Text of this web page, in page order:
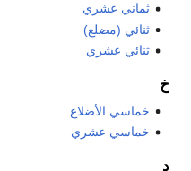
ثماني عشري
ثنائي (مضلع)
ثنائي عشري
خ
خماسي الأضلاع
خماسي عشري
د